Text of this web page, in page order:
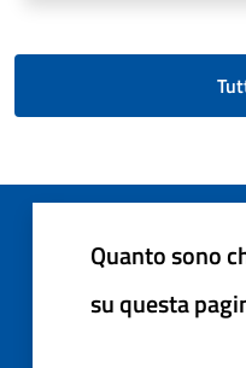
Quanto sono
su questa